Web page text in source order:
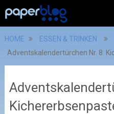
HOME
ESSEN & TRINKEN
Adventskalendertürchen Nr. 8: